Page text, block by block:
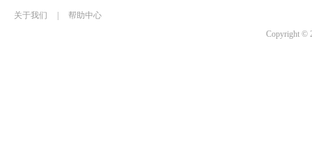
关于我们
帮助中心
Copyright ©